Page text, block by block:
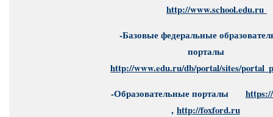
http://www.school.edu.ru
-Базовые федеральные
порталы
http://www.edu.ru/db/portal/sites/
-Образовательные порталы
, http://foxford.ru